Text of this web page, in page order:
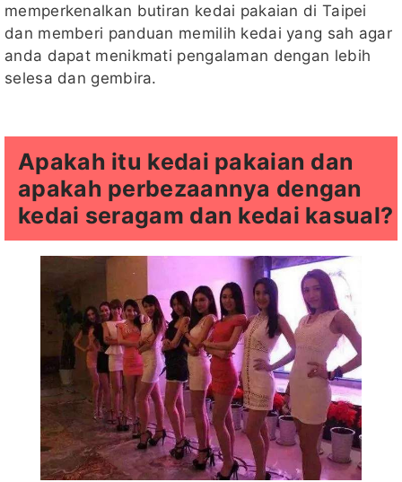
memperkenalkan butiran kedai pakaian di Taipei
dan memberi panduan memilih kedai yang sah agar
anda dapat menikmati pengalaman dengan lebih
selesa dan gembira.
Apakah itu kedai pakaian dan
apakah perbezaannya dengan
kedai seragam dan kedai kasual?